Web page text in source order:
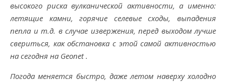
высокого риска вулканической активности, а именно:
летящие камни, горячие селевые сходы, выпадения
пепла и т.д. в случае извержения, перед выходом лучше
свериться, как обстановка с этой самой активностью
на сегодня на Geonet .
Погода меняется быстро, даже летом наверху холодно